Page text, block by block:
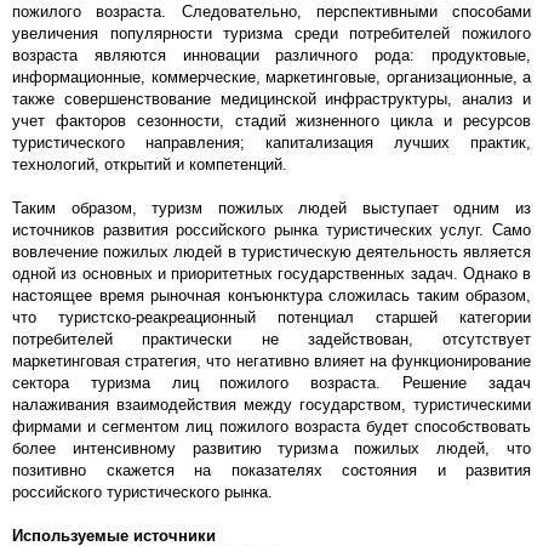
пожилого возраста. Следовательно, перспективными способами
увеличения популярности туризма среди потребителей пожилого
возраста являются инновации различного рода: продуктовые,
информационные, коммерческие, маркетинговые, организационные, а
также совершенствование медицинской инфраструктуры, анализ и
учет факторов сезонности, стадий жизненного цикла и ресурсов
туристического направления; капитализация лучших практик,
технологий, открытий и компетенций.
Таким образом, туризм пожилых людей выступает одним из
источников развития российского рынка туристических услуг. Само
вовлечение пожилых людей в туристическую деятельность является
одной из основных и приоритетных государственных задач. Однако в
настоящее время рыночная конъюнктура сложилась таким образом,
что туристско-реакреационный потенциал старшей категории
потребителей практически не задействован, отсутствует
маркетинговая стратегия, что негативно влияет на функционирование
сектора туризма лиц пожилого возраста. Решение задач
налаживания взаимодействия между государством, туристическими
фирмами и сегментом лиц пожилого возраста будет способствовать
более интенсивному развитию туризма пожилых людей, что
позитивно скажется на показателях состояния и развития
российского туристического рынка.
Используемые источники